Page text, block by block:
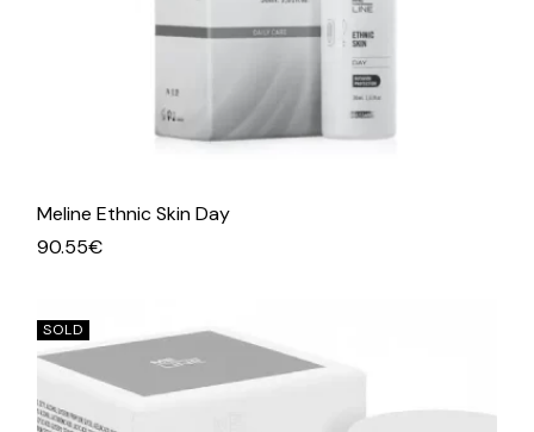
Meline Ethnic Skin Day
90.55€
SOLD